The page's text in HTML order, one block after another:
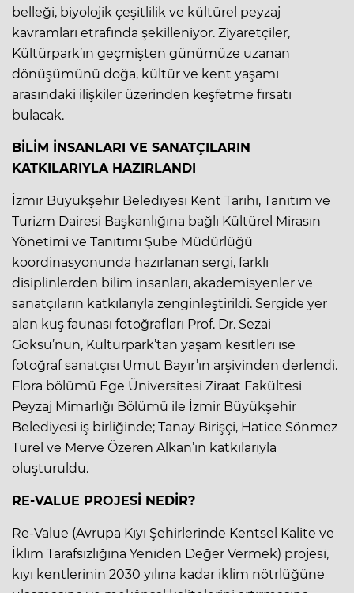
belleği, biyolojik çeşitlilik ve kültürel peyzaj
kavramları etrafında şekilleniyor. Ziyaretçiler,
Kültürpark’ın geçmişten günümüze uzanan
dönüşümünü doğa, kültür ve kent yaşamı
arasındaki ilişkiler üzerinden keşfetme fırsatı
bulacak.
BİLİM İNSANLARI VE SANATÇILARIN
KATKILARIYLA HAZIRLANDI
İzmir Büyükşehir Belediyesi Kent Tarihi, Tanıtım ve
Turizm Dairesi Başkanlığına bağlı Kültürel Mirasın
Yönetimi ve Tanıtımı Şube Müdürlüğü
koordinasyonunda hazırlanan sergi, farklı
disiplinlerden bilim insanları, akademisyenler ve
sanatçıların katkılarıyla zenginleştirildi. Sergide yer
alan kuş faunası fotoğrafları Prof. Dr. Sezai
Göksu’nun, Kültürpark’tan yaşam kesitleri ise
fotoğraf sanatçısı Umut Bayır’ın arşivinden derlendi.
Flora bölümü Ege Üniversitesi Ziraat Fakültesi
Peyzaj Mimarlığı Bölümü ile İzmir Büyükşehir
Belediyesi iş birliğinde; Tanay Birişçi, Hatice Sönmez
Türel ve Merve Özeren Alkan’ın katkılarıyla
oluşturuldu.
RE-VALUE PROJESİ NEDİR?
Re-Value (Avrupa Kıyı Şehirlerinde Kentsel Kalite ve
İklim Tarafsızlığına Yeniden Değer Vermek) projesi,
kıyı kentlerinin 2030 yılına kadar iklim nötrlüğüne